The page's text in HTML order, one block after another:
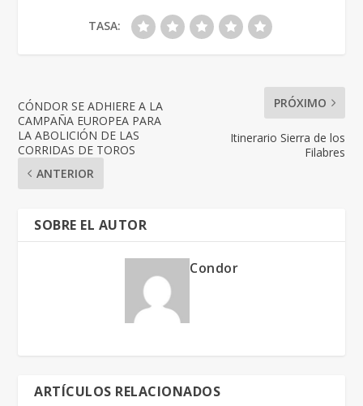
TASA:
CÓNDOR SE ADHIERE A LA
CAMPAÑA EUROPEA PARA
LA ABOLICIÓN DE LAS
CORRIDAS DE TOROS
ANTERIOR
PRÓXIMO
Itinerario Sierra de los
Filabres
SOBRE EL AUTOR
Condor
ARTÍCULOS RELACIONADOS